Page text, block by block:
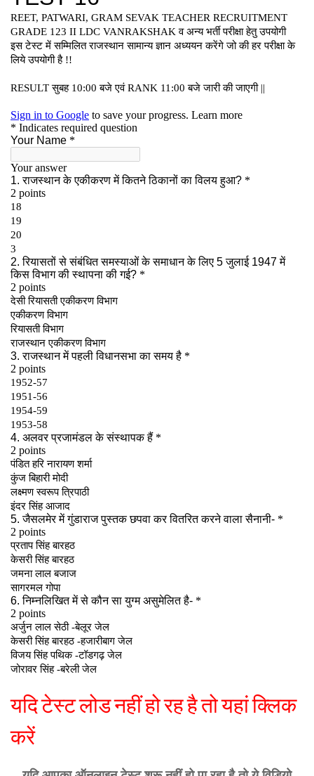
यदि टेस्ट लोड नहीं हो रह है तो यहां क्लिक
करें